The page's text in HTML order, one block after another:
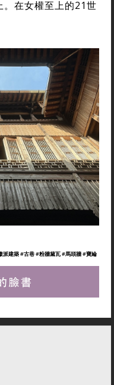
在女權至上的21世
派建築#古巷#粉牆黛瓦#馬頭牆#寶綸